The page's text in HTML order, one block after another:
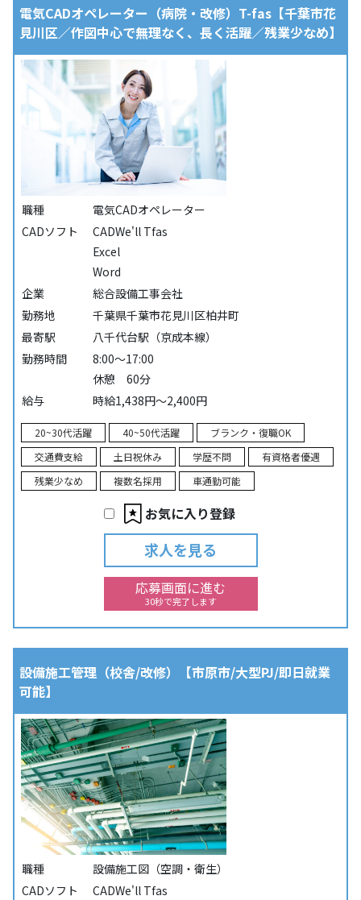
電気CADオペレーター（病院・改修）T-fas【千葉市花
見川区／作図中心で無理なく、長く活躍／残業少なめ】
職種
電気CADオペレーター
CADソフト
CADWe'll Tfas
Excel
Word
企業
総合設備工事会社
勤務地
千葉県千葉市花見川区柏井町
最寄駅
八千代台駅（京成本線）
勤務時間
8:00～17:00
休憩 60分
給与
時給1,438円～2,400円
20~30代活躍 40~50代活躍
ブランク・復職OK
交通費支給
土日祝休み 学歴不問
有資格者優遇
残業少なめ
複数名採用 車通勤可能
お気に入り登録
求人を見る
応募画面に進む
30秒で完了します
設備施工管理（校舎/改修）【市原市/大型PJ/即日就業
可能】
職種
設備施工図（空調・衛生）
CADソフト
CADWe'll Tfas